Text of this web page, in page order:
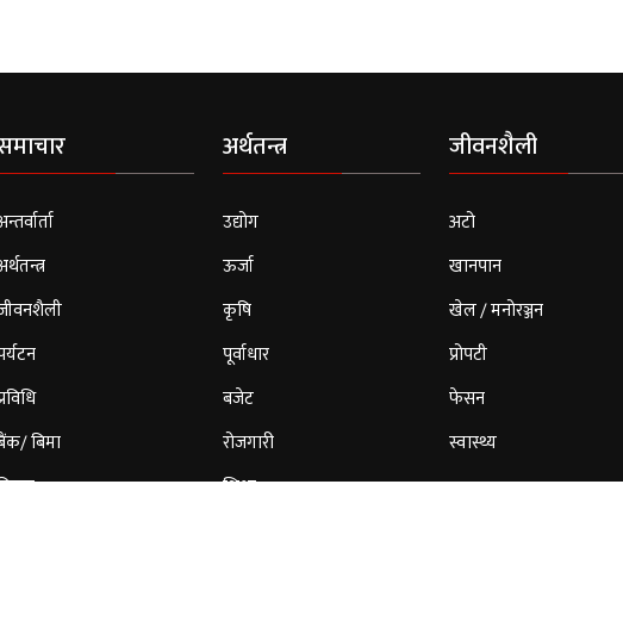
बिमा
अर्थतन्त्र
उद्योग
ऊर्जा
कृषि
पूर्वाधार
बजेट
रोजगारी
शिक्षा
जीवनशैली
अटो
खानपान
खेल / मनोरञ्जन
प्रोपटी
फेसन
स्वास्थ्य